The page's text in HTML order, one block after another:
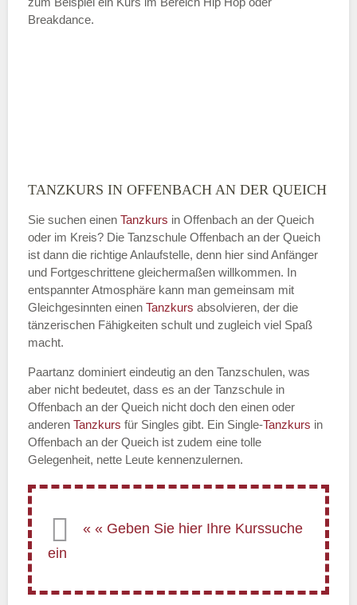
Breakdance.
TANZKURS IN OFFENBACH AN DER QUEICH
Sie suchen einen Tanzkurs in Offenbach an der Queich
oder im Kreis? Die Tanzschule Offenbach an der Queich
ist dann die richtige Anlaufstelle, denn hier sind Anfänger
und Fortgeschrittene gleichermaßen willkommen. In
entspannter Atmosphäre kann man gemeinsam mit
Gleichgesinnten einen Tanzkurs absolvieren, der die
tänzerischen Fähigkeiten schult und zugleich viel Spaß
macht.
Paartanz dominiert eindeutig an den Tanzschulen, was
aber nicht bedeutet, dass es an der Tanzschule in
Offenbach an der Queich nicht doch den einen oder
anderen Tanzkurs für Singles gibt. Ein Single-Tanzkurs in
Offenbach an der Queich ist zudem eine tolle
Gelegenheit, nette Leute kennenzulernen.